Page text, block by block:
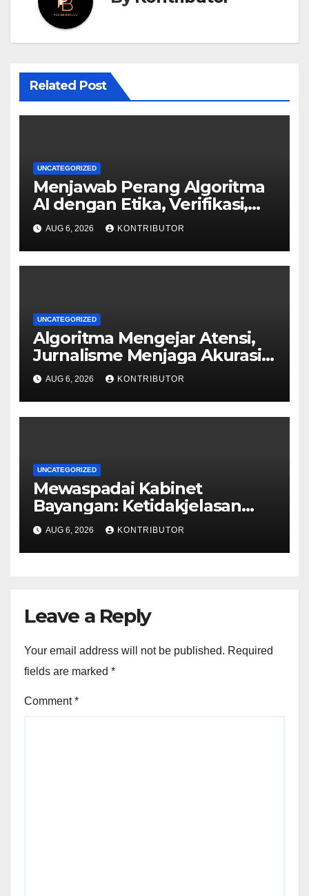
Related Post
UNCATEGORIZED
Menjawab Perang Algoritma
AI dengan Etika, Verifikasi,
dan Media Tepercaya
AUG 6, 2026 KONTRIBUTOR
UNCATEGORIZED
Algoritma Mengejar Atensi,
Jurnalisme Menjaga Akurasi
dan Akal Sehat Publik
AUG 6, 2026 KONTRIBUTOR
UNCATEGORIZED
Mewaspadai Kabinet
Bayangan: Ketidakjelasan
Legitimasi Moral dan
Representasi
AUG 6, 2026 KONTRIBUTOR
Leave a Reply
Your email address will not be published. Required
fields are marked *
Comment*